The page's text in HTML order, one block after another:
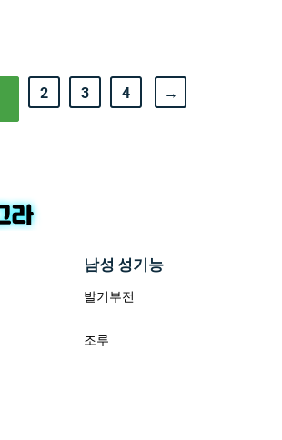
2 3 4 →
남성 성기능
발기부전
조루